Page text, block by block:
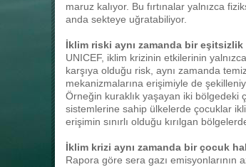
maruz kalıyor. Bu fırtınalar yalnızca
anda sekteye uğratabiliyor.
İklim riski aynı zamanda bir eşitsizlik
UNICEF, iklim krizinin etkilerinin
karşıya olduğu risk, aynı zamanda
mekanizmalarına erişimiyle de
Örneğin kuraklık yaşayan iki bölgedeki
sistemlerine sahip ülkelerde çocuklar
erişimin sınırlı olduğu kırılgan
İklim krizi aynı zamanda bir çocuk
Rapora göre sera gazı emisyonlarının